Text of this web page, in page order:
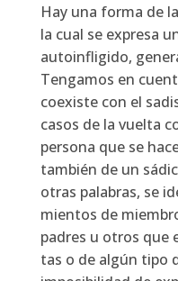
Hay una for­ma de
la cual se expre­sa
auto­in­fli­gi­do,
Ten­ga­mos en
coexis­te con el
casos de la vuel­ta
per­so­na que se
tam­bién de un
otras pala­bras, se
mien­tos de
padres u otros que
tas o de algún tipo